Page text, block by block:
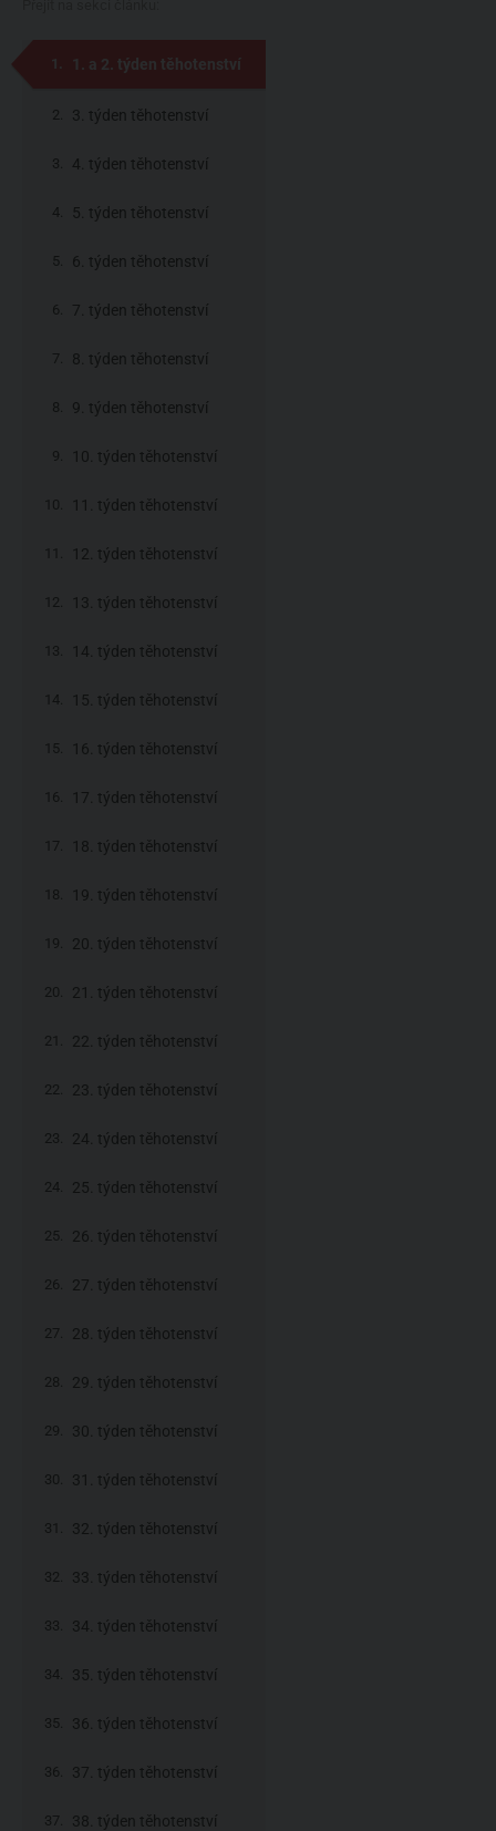
1. a 2. týden těhotenství
3. týden těhotenství
4. týden těhotenství
5. týden těhotenství
6. týden těhotenství
7. týden těhotenství
8. týden těhotenství
9. týden těhotenství
10. týden těhotenství
11. týden těhotenství
12. týden těhotenství
13. týden těhotenství
14. týden těhotenství
15. týden těhotenství
16. týden těhotenství
17. týden těhotenství
18. týden těhotenství
19. týden těhotenství
20. týden těhotenství
21. týden těhotenství
22. týden těhotenství
23. týden těhotenství
24. týden těhotenství
25. týden těhotenství
26. týden těhotenství
27. týden těhotenství
28. týden těhotenství
29. týden těhotenství
30. týden těhotenství
31. týden těhotenství
32. týden těhotenství
33. týden těhotenství
34. týden těhotenství
35. týden těhotenství
36. týden těhotenství
37. týden těhotenství
38. týden těhotenství